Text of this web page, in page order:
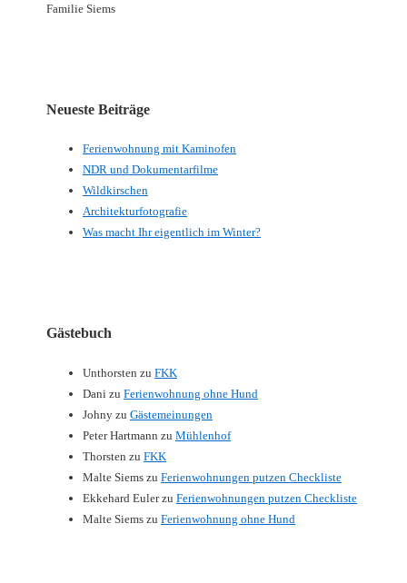
Familie Siems
Neueste Beiträge
Ferienwohnung mit Kaminofen
NDR und Dokumentarfilme
Wildkirschen
Architekturfotografie
Was macht Ihr eigentlich im Winter?
Gästebuch
Unthorsten zu FKK
Dani zu Ferienwohnung ohne Hund
Johny zu Gästemeinungen
Peter Hartmann zu Mühlenhof
Thorsten zu FKK
Malte Siems zu Ferienwohnungen putzen Checkliste
Ekkehard Eulerzu Ferienwohnungen putzen Checkliste
Malte Siems zu Ferienwohnung ohne Hund